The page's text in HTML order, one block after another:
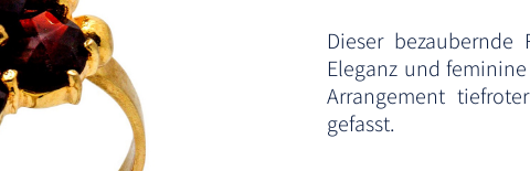
Dieser
Eleganz und
Arrangement
gefasst.